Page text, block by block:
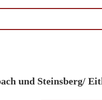
und Steinsberg/